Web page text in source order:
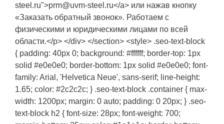
steel.ru">prm@uvm-steel.ru</a> или нажав кнопку
«Заказать обратный звонок». Работаем с
физическими и юридическими лицами по всей
области.</p> </div> </section> <style> .seo-text-block
{ padding: 40px 0; background: #ffffff; border-top: 1px
solid #e0e0e0; border-bottom: 1px solid #e0e0e0; font-
family: Arial, 'Helvetica Neue', sans-serif; line-height:
1.65; color: #2c2c2c; } .seo-text-block .container { max-
width: 1200px; margin: 0 auto; padding: 0 20px; } .seo-
text-block h2 { font-size: 28px; font-weight: 700;